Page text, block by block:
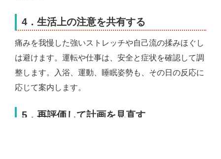
4．生活上の注意を共有する
痛みを我慢した強いストレッチや自己流の揉みほぐし
は避けます。運転や仕事は、安全と症状を確認して調
整します。入浴、運動、睡眠姿勢も、その日の反応に
応じて案内します。
5．再評価して計画を見直す